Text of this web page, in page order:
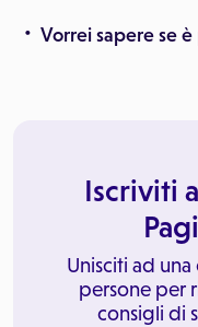
Vorrei sapere se
Iscriviti
Unisciti ad
persone per
consigli di